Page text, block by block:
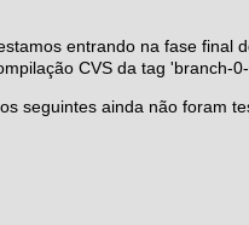
entrando na fase final
CVS da tag 'branch-
seguintes ainda não foram